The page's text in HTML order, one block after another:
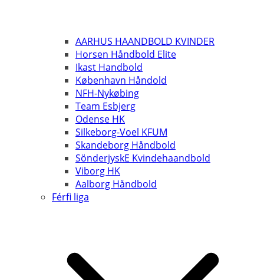
AARHUS HAANDBOLD KVINDER
Horsen Håndbold Elite
Ikast Handbold
København Håndold
NFH-Nykøbing
Team Esbjerg
Odense HK
Silkeborg-Voel KFUM
Skandeborg Håndbold
SönderjyskE Kvindehaandbold
Viborg HK
Aalborg Håndbold
Férfi liga